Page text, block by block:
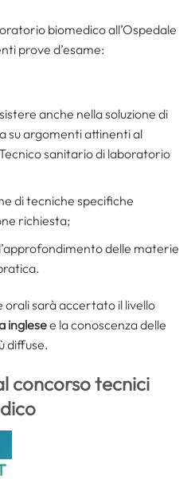
biomedico all’Ospedale
prove d’esame:
anche nella soluzione di
su argomenti attinenti al
sanitario di laboratorio
di tecniche specifiche
richiesta;
delle materie
orali sarà accertato il livello
inglesee la conoscenza delle
diffuse.
concorso tecnici